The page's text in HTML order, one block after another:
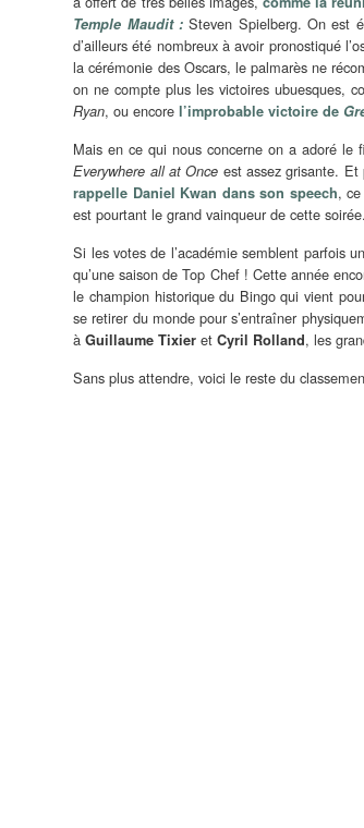
Temple Maudit :Steven Spielberg. On est
d’ailleurs été nombreux à avoir pronostiqué
la cérémonie des Oscars, le palmarès ne
on ne compte plus les victoires ubuesques,
Ryan, ou encorel’improbable victoire de
Mais en ce qui nous concerne on a adoré le
Everywhere all at Once est assez grisante.
rappelle Daniel Kwan dans son speech,
est pourtant le grand vainqueur de cette
Si les votes de l’académie semblent parfois
qu’une saison de Top Chef ! Cette année
le champion historique du Bingo qui vient
se retirer du monde pour s’entraîner
àGuillaume Tixier etCyril Rolland, les
Sans plus attendre, voici le reste du